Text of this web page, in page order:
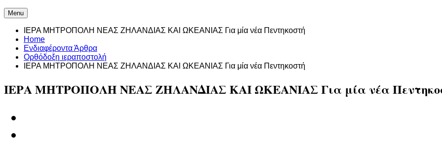
Menu
ΙΕΡΑ ΜΗΤΡΟΠΟΛΗ ΝΕΑΣ ΖΗΛΑΝΔΙΑΣ ΚΑΙ ΩΚΕΑΝΙΑΣ Για μία νέα Πεντηκοστή
Home
Ενδιαφέροντα Άρθρα
Ορθόδοξη ιεραποστολή
ΙΕΡΑ ΜΗΤΡΟΠΟΛΗ ΝΕΑΣ ΖΗΛΑΝΔΙΑΣ ΚΑΙ ΩΚΕΑΝΙΑΣ Για μία νέα Πεντηκοστή
ΙΕΡΑ ΜΗΤΡΟΠΟΛΗ ΝΕΑΣ ΖΗΛΑΝΔΙΑΣ ΚΑΙ ΩΚΕΑΝΙΑΣ Για μία νέα